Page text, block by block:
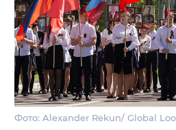
Фото: Alexander Rekun/ Global